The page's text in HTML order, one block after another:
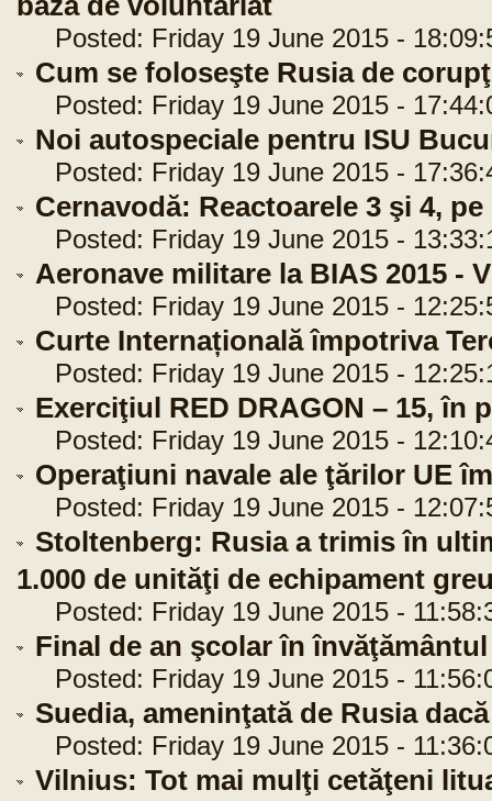
Posted: Friday 19 June 2015 -
Cum se foloseşte Rusia de
Posted: Friday 19 June 2015 -
Noi autospeciale pentru ISU
Posted: Friday 19 June 2015 -
Cernavodă: Reactoarele 3 şi 4,
Posted: Friday 19 June 2015 -
Aeronave militare la BIAS 2015 -
Posted: Friday 19 June 2015 -
Curte Internațională împotriva
Posted: Friday 19 June 2015 -
Exerciţiul RED DRAGON – 15, în
Posted: Friday 19 June 2015 -
Operaţiuni navale ale ţărilor UE
Posted: Friday 19 June 2015 -
Stoltenberg: Rusia a trimis în
1.000 de unităţi de echipament
Posted: Friday 19 June 2015 -
Final de an şcolar în
Posted: Friday 19 June 2015 -
Suedia, ameninţată de Rusia
Posted: Friday 19 June 2015 -
Vilnius: Tot mai mulţi cetăţeni